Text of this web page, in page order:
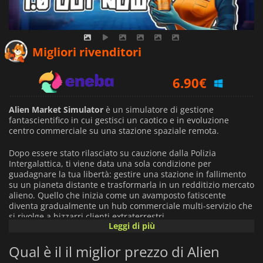
Migliori rivenditori
6.90€
7.53€
Alien Market Simulator è un simulatore di gestione
fantascientifico in cui gestisci un caotico e in evoluzione
centro commerciale su una stazione spaziale remota.
Dopo essere stato rilasciato su cauzione dalla Polizia
Intergalattica, ti viene data una sola condizione per
guadagnare la tua libertà: gestire una stazione in fallimento
su un pianeta distante e trasformarla in un redditizio mercato
alieno. Quello che inizia come un avamposto fatiscente
diventa gradualmente un hub commerciale multi-servizio che
si rivolge a bizzarri clienti extraterrestri.
e costruzione di stazioni in stile sandbox. Ti occuperai delle
operazioni di vendita al dettaglio quotidiane come la
Leggi di più
Qual è il il miglior prezzo di Alien